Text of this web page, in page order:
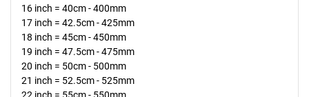
16 inch = 40cm - 400mm
17 inch = 42.5cm - 425mm
18 inch = 45cm - 450mm
19 inch = 47.5cm - 475mm
20 inch = 50cm - 500mm
21 inch = 52.5cm - 525mm